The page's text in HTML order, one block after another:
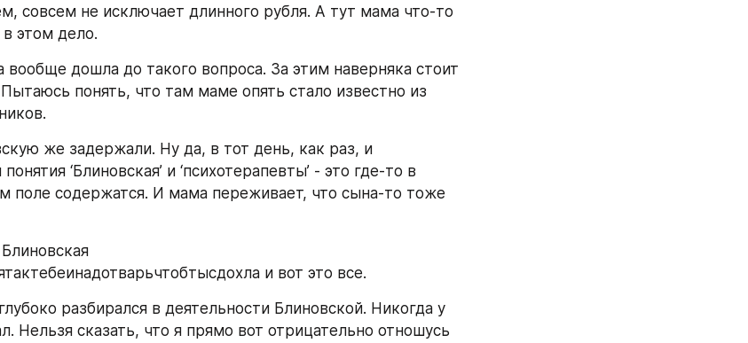
совсем не исключает длинного рубля. А тут мама что-то
этом дело.
дошла до такого вопроса. За этим наверняка стоит
понять, что там маме опять стало известно из
же задержали. Ну да, в тот день, как раз, и
‘Блиновская’ и ‘психотерапевты’ - это где-то в
поле содержатся. И мама переживает, что сына-то тоже
и вот это все.
разбирался в деятельности Блиновской. Никогда у
Нельзя сказать, что я прямо вот отрицательно отношусь